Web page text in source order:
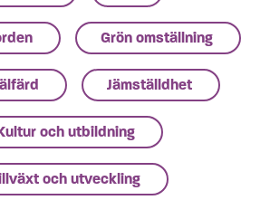
Grön omställning
Jämställdhet
och utbildning
och utveckling